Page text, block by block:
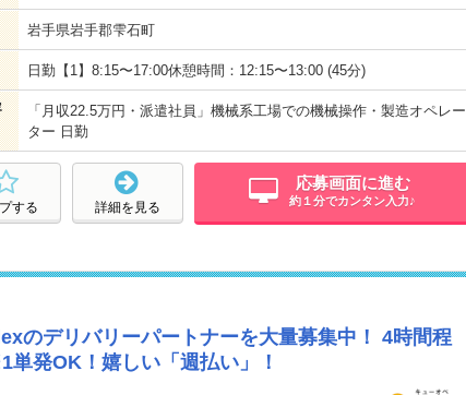
岩手県岩手郡雫石町
日勤【1】8:15〜17:00休憩時間：12:15〜13:00 (45分)
「月収22.5万円・派遣社員」機械系工場での機械操作・製造オペレー
ター 日勤
応募画面に進む
約１分でカンタン入力♪
詳細を見る
する
のデリバリーパートナーを大量募集中！ 4時間程
発OK！嬉しい「週払い」！